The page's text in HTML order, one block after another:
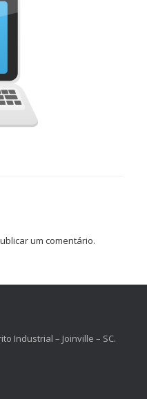
um comentário.
Industrial – Joinville – SC.